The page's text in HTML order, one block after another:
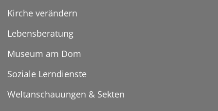
Kirche verändern
Lebensberatung
Museum am Dom
Soziale Lerndienste
Weltanschauungen & Sekten